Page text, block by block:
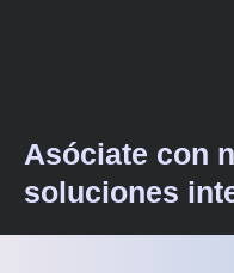
Asóciate con
soluciones